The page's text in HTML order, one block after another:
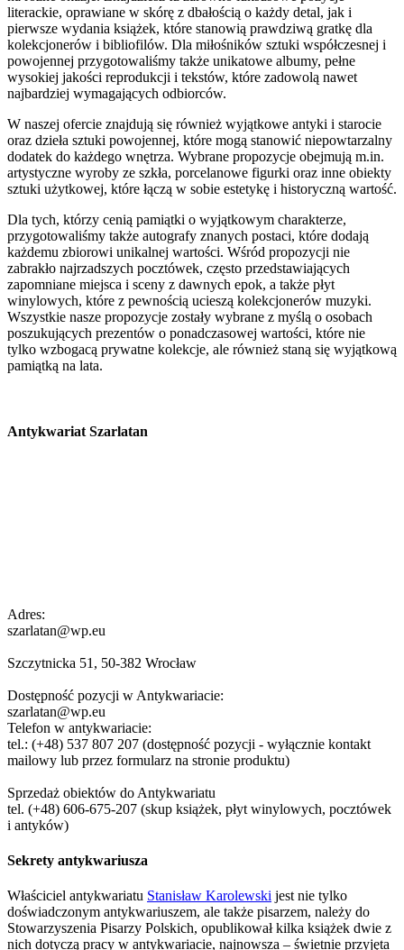
literackie, oprawiane w skórę z dbałością o każdy detal, jak i
pierwsze wydania książek, które stanowią prawdziwą gratkę dla
kolekcjonerów i bibliofilów. Dla miłośników sztuki współczesnej i
powojennej przygotowaliśmy także unikatowe albumy, pełne
wysokiej jakości reprodukcji i tekstów, które zadowolą nawet
najbardziej wymagających odbiorców.
W naszej ofercie znajdują się również wyjątkowe antyki i starocie
oraz dzieła sztuki powojennej, które mogą stanowić niepowtarzalny
dodatek do każdego wnętrza. Wybrane propozycje obejmują m.in.
artystyczne wyroby ze szkła, porcelanowe figurki oraz inne obiekty
sztuki użytkowej, które łączą w sobie estetykę i historyczną wartość.
Dla tych, którzy cenią pamiątki o wyjątkowym charakterze,
przygotowaliśmy także autografy znanych postaci, które dodają
każdemu zbiorowi unikalnej wartości. Wśród propozycji nie
zabrakło najrzadszych pocztówek, często przedstawiających
zapomniane miejsca i sceny z dawnych epok, a także płyt
winylowych, które z pewnością ucieszą kolekcjonerów muzyki.
Wszystkie nasze propozycje zostały wybrane z myślą o osobach
poszukujących prezentów o ponadczasowej wartości, które nie
tylko wzbogacą prywatne kolekcje, ale również staną się wyjątkową
pamiątką na lata.
Antykwariat Szarlatan
Adres:
szarlatan@wp.eu
Szczytnicka 51, 50-382 Wrocław
Dostępność pozycji w Antykwariacie:
szarlatan@wp.eu
Telefon w antykwariacie:
tel.: (+48) 537 807 207 (dostępność pozycji - wyłącznie kontakt
mailowy lub przez formularz na stronie produktu)
Sprzedaż obiektów do Antykwariatu
tel. (+48) 606-675-207 (skup książek, płyt winylowych, pocztówek
i antyków)
Sekrety antykwariusza
Właściciel antykwariatu Stanisław Karolewski jest nie tylko
doświadczonym antykwariuszem, ale także pisarzem, należy do
Stowarzyszenia Pisarzy Polskich, opublikował kilka książek dwie z
nich dotyczą pracy w antykwariacie, najnowsza – świetnie przyjęta